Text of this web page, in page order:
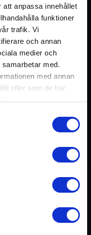
att anpassa innehållet
funktioner
trafik. Vi
och annan
medier och
med.
med annan
eller som de har
konto
Patanjali Yoga Sutras